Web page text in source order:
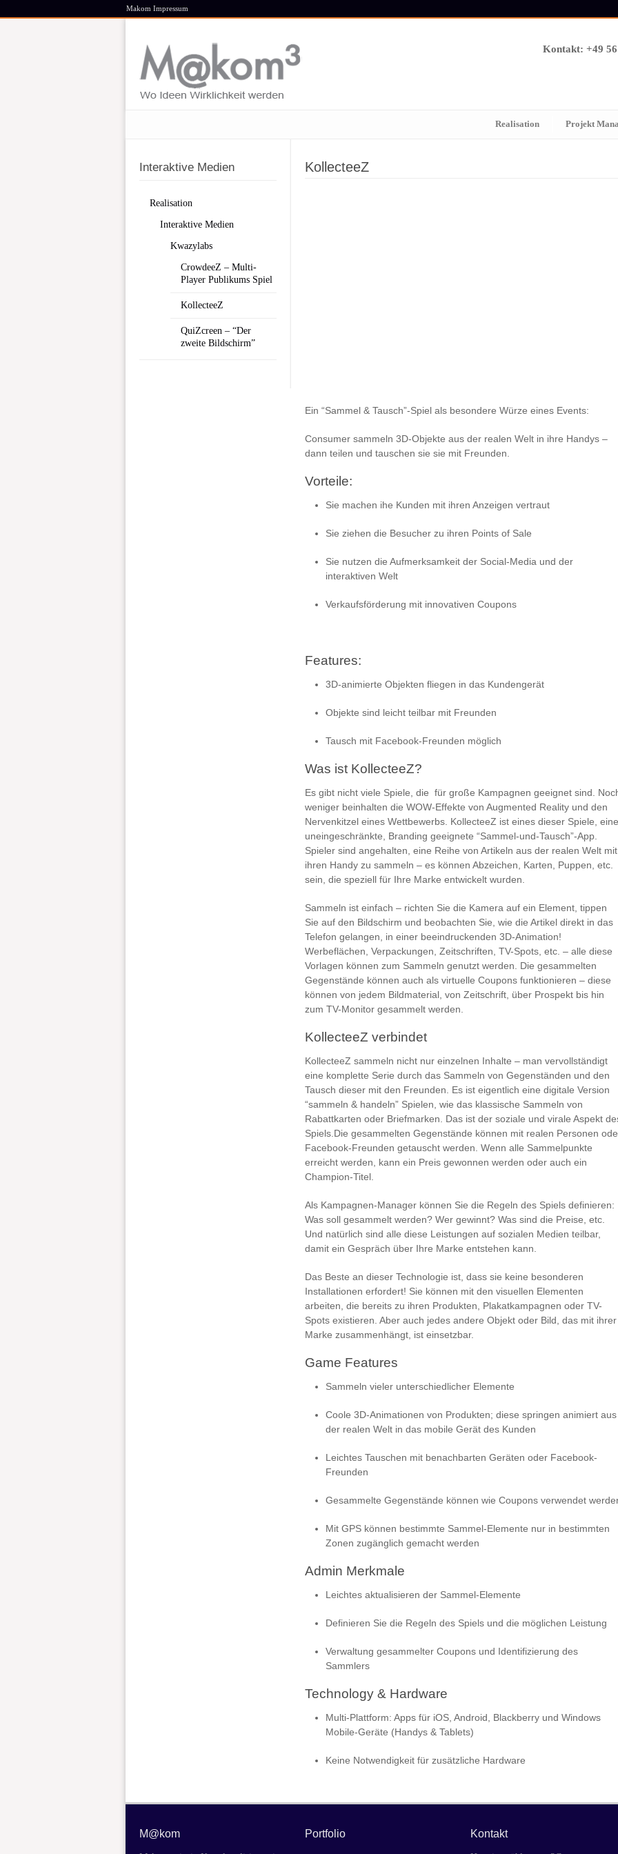
Makom Impressum
Kontakt: +49
Realisation Projekt
KollecteeZ
Ein “Sammel & Tausch”-Spiel als besondere Würze eines Events:
Consumer sammeln 3D-Objekte aus der realen Welt in ihre Handys –
dann teilen und tauschen sie sie mit Freunden.
Vorteile:
Sie machen ihe Kunden mit ihren Anzeigen vertraut
Sie ziehen die Besucher zu ihren Points of Sale
Sie nutzen die Aufmerksamkeit der Social-Media und der
interaktiven Welt
Verkaufsförderung mit innovativen Coupons
Features:
3D-animierte Objekten fliegen in das Kundengerät
Objekte sind leicht teilbar mit Freunden
Tausch mit Facebook-Freunden möglich
Was ist KollecteeZ?
Es gibt nicht viele Spiele, die für große Kampagnen geeignet sind.
weniger beinhalten die WOW-Effekte von Augmented Reality und den
Nervenkitzel eines Wettbewerbs. KollecteeZ ist eines dieser Spiele, eine
uneingeschränkte, Branding geeignete “Sammel-und-Tausch”-App.
Spieler sind angehalten, eine Reihe von Artikeln aus der realen Welt mit
ihren Handy zu sammeln – es können Abzeichen, Karten, Puppen, etc.
sein, die speziell für Ihre Marke entwickelt wurden.
Sammeln ist einfach – richten Sie die Kamera auf ein Element, tippen
Sie auf den Bildschirm und beobachten Sie, wie die Artikel direkt in das
Telefon gelangen, in einer beeindruckenden 3D-Animation!
Werbeflächen, Verpackungen, Zeitschriften, TV-Spots, etc. – alle diese
Vorlagen können zum Sammeln genutzt werden. Die gesammelten
Gegenstände können auch als virtuelle Coupons funktionieren – diese
können von jedem Bildmaterial, von Zeitschrift, über Prospekt bis hin
zum TV-Monitor gesammelt werden.
KollecteeZ verbindet
KollecteeZ sammeln nicht nur einzelnen Inhalte – man vervollständigt
eine komplette Serie durch das Sammeln von Gegenständen und den
Tausch dieser mit den Freunden. Es ist eigentlich eine digitale Version
“sammeln & handeln” Spielen, wie das klassische Sammeln von
Rabattkarten oder Briefmarken. Das ist der soziale und virale Aspekt
Spiels.Die gesammelten Gegenstände können mit realen Personen
Facebook-Freunden getauscht werden. Wenn alle Sammelpunkte
erreicht werden, kann ein Preis gewonnen werden oder auch ein
Champion-Titel.
Als Kampagnen-Manager können Sie die Regeln des Spiels definieren:
Was soll gesammelt werden? Wer gewinnt? Was sind die Preise, etc.
Und natürlich sind alle diese Leistungen auf sozialen Medien teilbar,
damit ein Gespräch über Ihre Marke entstehen kann.
Das Beste an dieser Technologie ist, dass sie keine besonderen
Installationen erfordert! Sie können mit den visuellen Elementen
arbeiten, die bereits zu ihren Produkten, Plakatkampagnen oder TV-
Spots existieren. Aber auch jedes andere Objekt oder Bild, das mit ihrer
Marke zusammenhängt, ist einsetzbar.
Game Features
Sammeln vieler unterschiedlicher Elemente
Coole 3D-Animationen von Produkten; diese springen animiert aus
der realen Welt in das mobile Gerät des Kunden
Leichtes Tauschen mit benachbarten Geräten oder Facebook-
Freunden
Gesammelte Gegenstände können wie Coupons verwendet
Mit GPS können bestimmte Sammel-Elemente nur in bestimmten
Zonen zugänglich gemacht werden
Admin Merkmale
Leichtes aktualisieren der Sammel-Elemente
Definieren Sie die Regeln des Spiels und die möglichen Leistung
Verwaltung gesammelter Coupons und Identifizierung des
Sammlers
Technology & Hardware
Multi-Plattform: Apps für iOS, Android, Blackberry und Windows
Mobile-Geräte (Handys & Tablets)
Keine Notwendigkeit für zusätzliche Hardware
Interaktive Medien
Realisation
Interaktive Medien
Kwazylabs
CrowdeeZ – Multi-
Player Publikums Spiel
KollecteeZ
QuiZcreen – “Der
zweite Bildschirm”
M@kom Portfolio Kontakt